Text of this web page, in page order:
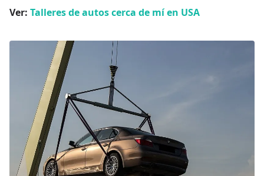
Ver: Talleres de autos cerca de mí en USA